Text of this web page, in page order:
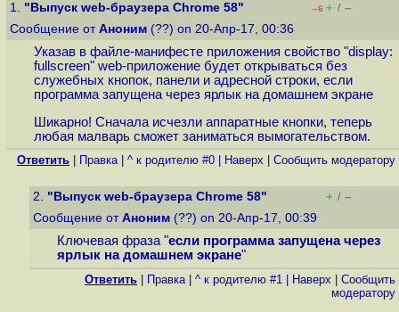
1. "Выпуск web-браузера Chrome 58" –6 + / –
Сообщение от Аноним (??) on 20-Апр-17, 00:36
Указав в файле-манифесте приложения свойство "display:
fullscreen" web-приложение будет открываться без
служебных кнопок, панели и адресной строки, если
программа запущена через ярлык на домашнем экране
Шикарно! Сначала исчезли аппаратные кнопки, теперь
любая малварь сможет заниматься вымогательством.
Ответить Правка| ^ к родителю #0 Наверх Cообщить модератору
2. "Выпуск web-браузера Chrome 58" + / –
Сообщение от Аноним (??) on 20-Апр-17, 00:39
Ключевая фраза "если программа запущена через
ярлык на домашнем экране"
Ответить Правка| ^ к родителю #1 Наверх
Cообщить
модератору